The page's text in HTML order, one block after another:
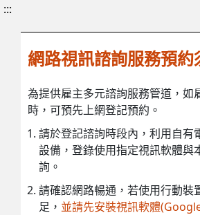
:::
網路視訊諮詢服務預約
為提供雇主多元諮詢服務管道，如
時，可預先上網登記預約。
請於登記諮詢時段內，利用自有
設備，登錄使用指定視訊軟體與
詢。
請確認網路暢通，若使用行動裝
足， 並請先安裝視訊軟體